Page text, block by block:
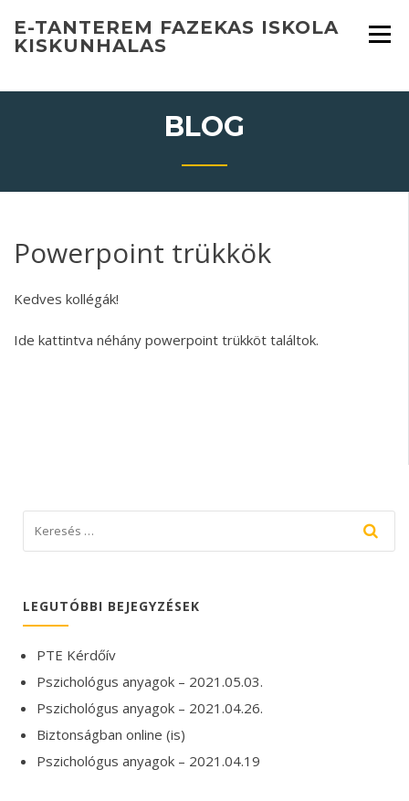
content
E-TANTEREM FAZEKAS ISKOLA
KISKUNHALAS
BLOG
Powerpoint trükkök
Kedves kollégák!
Ide kattintva néhány powerpoint trükköt találtok.
LEGUTÓBBI BEJEGYZÉSEK
PTE Kérdőív
Pszichológus anyagok – 2021.05.03.
Pszichológus anyagok – 2021.04.26.
Biztonságban online (is)
Pszichológus anyagok – 2021.04.19